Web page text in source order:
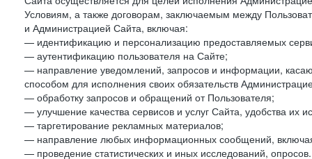
Условиям, а также договорам, заключаемым между
и Администрацией Сайта, включая:
— идентификацию и персонализацию предоставляемых
— аутентификацию пользователя на Сайте;
— направление уведомлений, запросов и информации,
способом для исполнения своих обязательств
— обработку запросов и обращений от Пользователя;
— улучшение качества сервисов и услуг Сайта, удобства их
— таргетирование рекламных материалов;
— направление любых информационных сообщений,
— проведение статистических и иных исследований, опросов.